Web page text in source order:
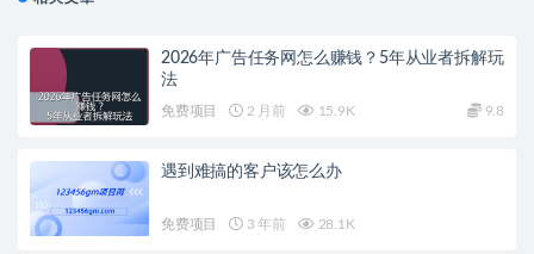
2026年广告任务网怎么赚钱？5年从业者拆解玩
法
免费项目 2 月前 15.9K 9.8
遇到难搞的客户该怎么办
免费项目 3 年前 28.1K